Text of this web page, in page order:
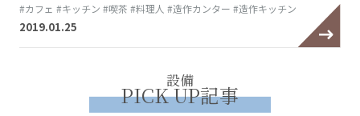
#カフェ #キッチン #喫茶 #料理人 #造作カンター #造作キッチン
2019.01.25
設備
PICK UP記事